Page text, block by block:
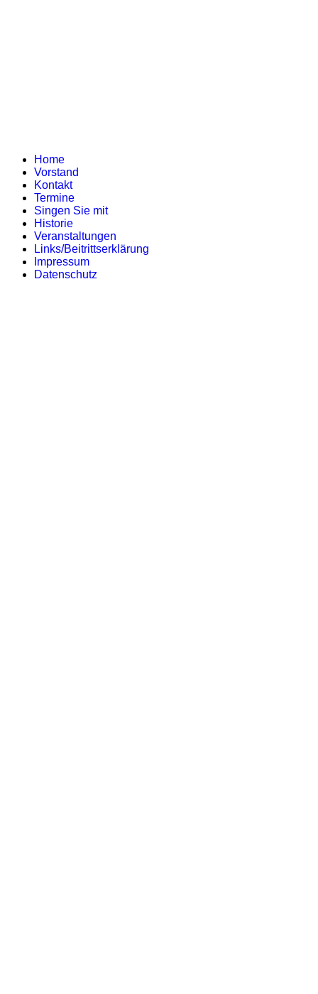
Home
Vorstand
Kontakt
Termine
Singen Sie mit
Historie
Veranstaltungen
Links/Beitrittserklärung
Impressum
Datenschutz